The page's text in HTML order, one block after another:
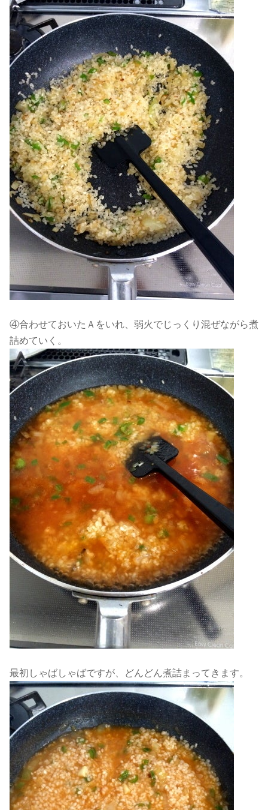
④合わせておいたＡをいれ、弱火でじっくり混ぜながら煮
詰めていく。
最初しゃばしゃばですが、どんどん煮詰まってきます。